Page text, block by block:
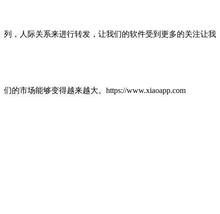
列，人际关系来进行转发，让我们的软件受到更多的关注让我
们的市场能够变得越来越大。https://www.xiaoapp.com